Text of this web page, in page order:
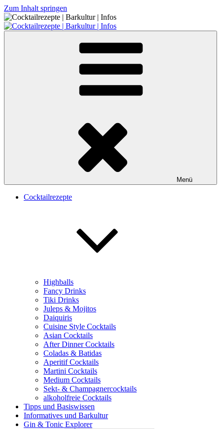
Zum Inhalt springen
Cocktailrezepte | Barkultur | Infos
Menü
Cocktailrezepte
Highballs
Fancy Drinks
Tiki Drinks
Juleps & Mojitos
Daiquiris
Cuisine Style Cocktails
Asian Cocktails
After Dinner Cocktails
Coladas & Batidas
Aperitif Cocktails
Martini Cocktails
Medium Cocktails
Sekt- & Champagnercocktails
alkoholfreie Cocktails
Tipps und Basiswissen
Informatives und Barkultur
Gin & Tonic Explorer